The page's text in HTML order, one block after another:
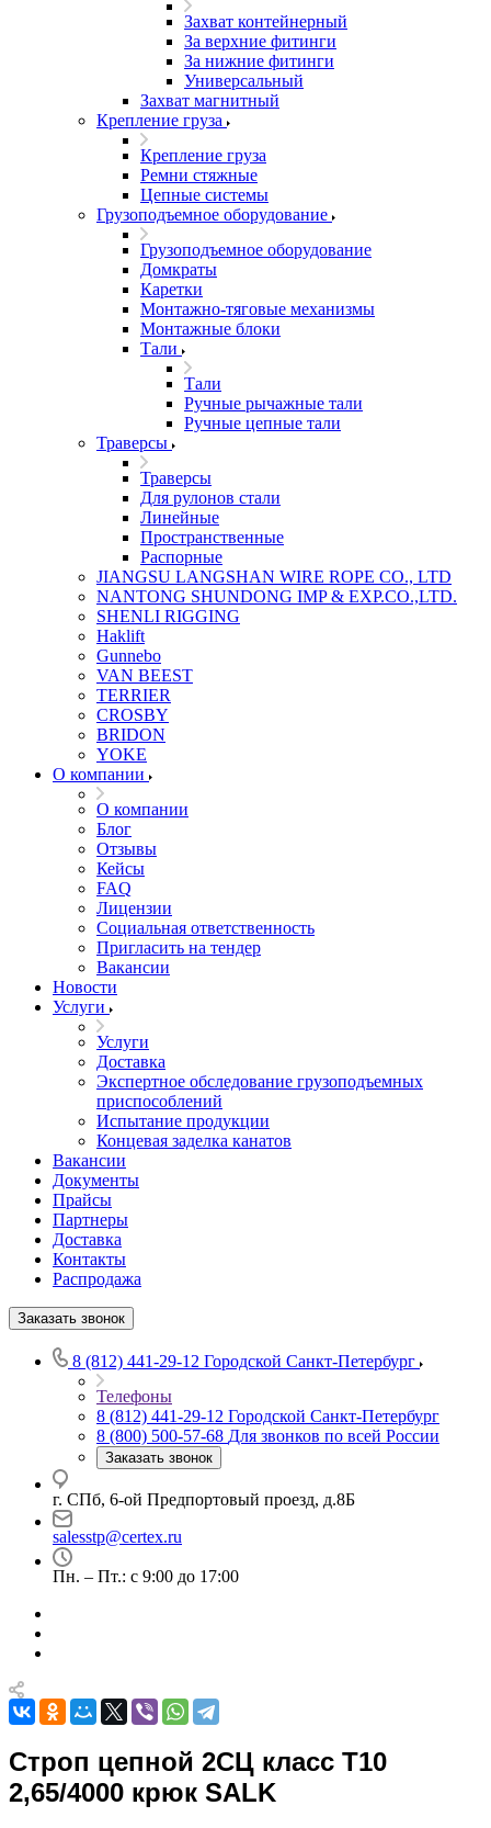
Захват контейнерный
За верхние фитинги
За нижние фитинги
Универсальный
Захват магнитный
Крепление груза
Крепление груза
Ремни стяжные
Цепные системы
Грузоподъемное оборудование
Грузоподъемное оборудование
Домкраты
Каретки
Монтажно-тяговые механизмы
Монтажные блоки
Тали
Тали
Ручные рычажные тали
Ручные цепные тали
Траверсы
Траверсы
Для рулонов стали
Линейные
Пространственные
Распорные
JIANGSU LANGSHAN WIRE ROPE CO., LTD
NANTONG SHUNDONG IMP & EXP.CO.,LTD.
SHENLI RIGGING
Haklift
Gunnebo
VAN BEEST
TERRIER
CROSBY
BRIDON
YOKE
О компании
О компании
Блог
Отзывы
Кейсы
FAQ
Лицензии
Социальная ответственность
Пригласить на тендер
Вакансии
Новости
Услуги
Услуги
Доставка
Экспертное обследование грузоподъемных
приспособлений
Испытание продукции
Концевая заделка канатов
Вакансии
Документы
Прайсы
Партнеры
Доставка
Контакты
Распродажа
Заказать звонок
8 (812) 441-29-12 Городской Санкт-Петербург
Телефоны
8 (812) 441-29-12 Городской Санкт-Петербург
8 (800) 500-57-68 Для звонков по всей России
Заказать звонок
г. СПб, 6-ой Предпортовый проезд, д.8Б
salesstp@certex.ru
Пн. – Пт.: с 9:00 до 17:00
Строп цепной 2СЦ класс Т10
2,65/4000 крюк SALK